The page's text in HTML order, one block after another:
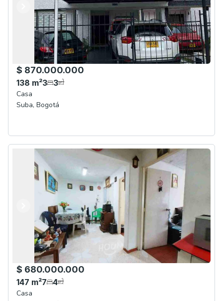
Anterior
Siguiente
$ 870.000.000
138 m²3 3
Casa
Suba, Bogotá
Anterior
Siguiente
$ 680.000.000
147 m²7 4
Casa